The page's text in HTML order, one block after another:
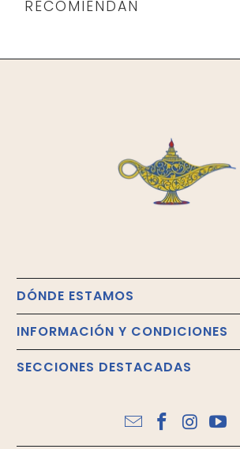
RECOMIENDAN
DÓNDE ESTAMOS
INFORMACIÓN Y CONDICIONES
SECCIONES DESTACADAS